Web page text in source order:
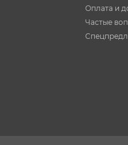
Оплата и
Частые